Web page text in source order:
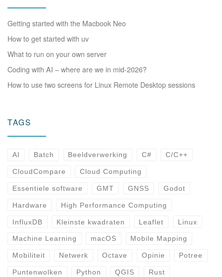
Getting started with the Macbook Neo
How to get started with uv
What to run on your own server
Coding with AI – where are we in mid-2026?
How to use two screens for Linux Remote Desktop sessions
TAGS
AI Batch Beeldverwerking C# C/C++
CloudCompare Cloud Computing
Essentiele software GMT GNSS Godot
Hardware High Performance Computing
InfluxDB Kleinste kwadraten Leaflet Linux
Machine Learning macOS Mobile Mapping
Mobiliteit Netwerk Octave Opinie Potree
Puntenwolken Python QGIS Rust